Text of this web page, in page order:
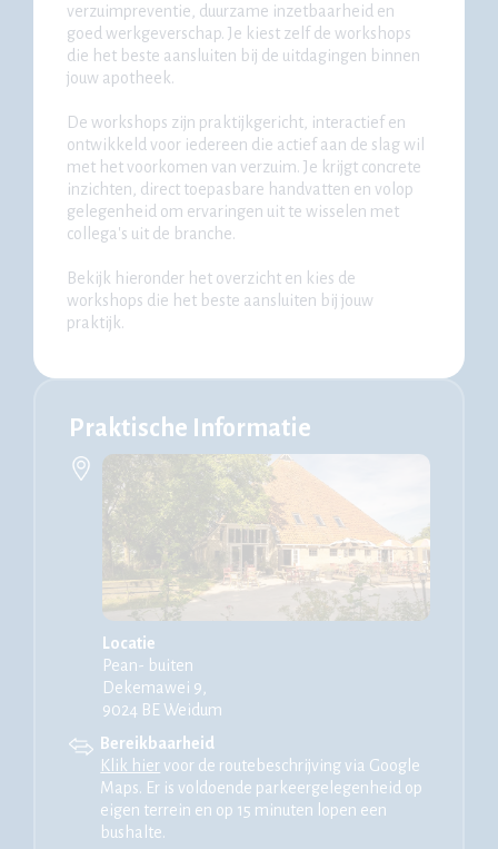
verzuimpreventie, duurzame inzetbaarheid en
goed werkgeverschap. Je kiest zelf de workshops
die het beste aansluiten bij de uitdagingen binnen
jouw apotheek.
De workshops zijn praktijkgericht, interactief en
ontwikkeld voor iedereen die actief aan de slag wil
met het voorkomen van verzuim. Je krijgt concrete
inzichten, direct toepasbare handvatten en volop
gelegenheid om ervaringen uit te wisselen met
collega's uit de branche.
Bekijk hieronder het overzicht en kies de
workshops die het beste aansluiten bij jouw
praktijk.
Praktische Informatie
Locatie
Pean- buiten
Dekemawei 9,
9024 BE Weidum
Bereikbaarheid
Klik hiervoor de routebeschrijving via Google
Maps. Er is voldoende parkeergelegenheid op
eigen terrein en op 15 minuten lopen een
bushalte.